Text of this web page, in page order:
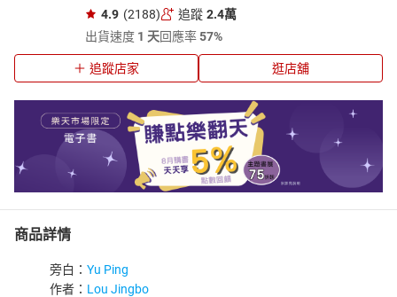
4.9 (2188) 追蹤 2.4萬
出貨速度 1 天回應率57%
追蹤店家 逛店舖
商品詳情
旁白： Yu Ping
作者： Lou Jingbo